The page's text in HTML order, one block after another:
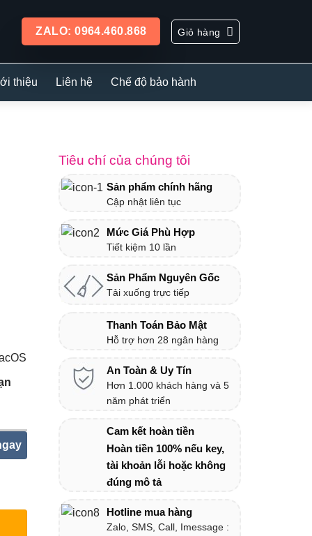
ZALO: 0964.460.868 Giỏ hàng
thiệu Liên hệ Chế độ bảo hành
Tiêu chí của chúng tôi
Sản phẩm chính hãng
Cập nhật liên tục
Mức Giá Phù Hợp
Tiết kiệm 10 lần
Sản Phẩm Nguyên Gốc
Tải xuống trực tiếp
Thanh Toán Bảo Mật
Hỗ trợ hơn 28 ngân hàng
An Toàn & Uy Tín
Hơn 1.000 khách hàng và 5
năm phát triển
Cam kết hoàn tiền
Hoàn tiền 100% nếu key,
tài khoản lỗi hoặc không
đúng mô tả
Hotline mua hàng
Zalo, SMS, Call, Imessage :